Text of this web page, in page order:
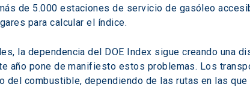
de 5.000 estaciones de servicio de gasóleo
para calcular el índice.
la dependencia del DOE Index sigue creando una
año pone de manifiesto estos problemas. Los
combustible, dependiendo de las rutas en las